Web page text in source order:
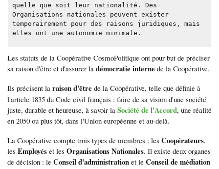
quelle que soit leur nationalité. Des
Organisations nationales peuvent exister
temporairement pour des raisons juridiques, mais
elles ont une autonomie minimale.
Les statuts de la Coopérative CosmoPolitique ont pour but de préciser
sa raison d'être et d'assurer la démocratie interne de la Coopérative.
Ils précisent la raison d'être de la Coopérative, telle que définie à
l'article 1835 du Code civil français : faire de sa vision d'une société
juste, durable et heureuse, à savoir la Société de l'Accord, une réalité
en 2050 ou plus tôt, dans l'Union européenne et au-delà.
La Coopérative compte trois types de membres : les Coopérateurs,
les Employés et les Organisations Nationales. Il existe deux organes
de décision : le Conseil d'administration et le Conseil de médiation